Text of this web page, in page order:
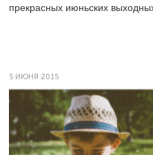
прекрасных июньских
5 ИЮНЯ 2015